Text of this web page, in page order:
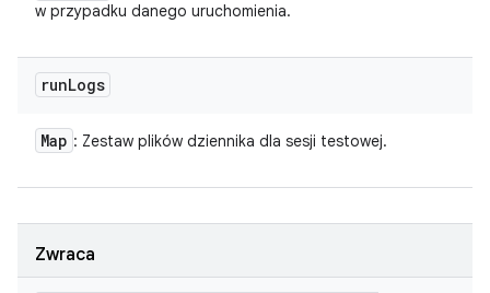
w przypadku danego uruchomienia.
runLogs
Map : Zestaw plików dziennika dla sesji testowej.
Zwraca